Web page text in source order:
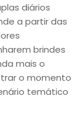
diários
a partir das
brindes
mais o
o momento
temático